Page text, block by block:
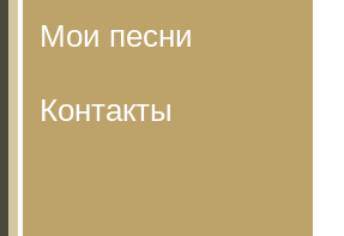
Мои песни
Контакты